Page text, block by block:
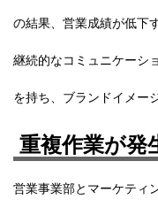
の結果、営業成績が低下
継続的なコミュニケーシ
を持ち、 ブランドイメー
重複作業が発
営業事業部とマーケティ